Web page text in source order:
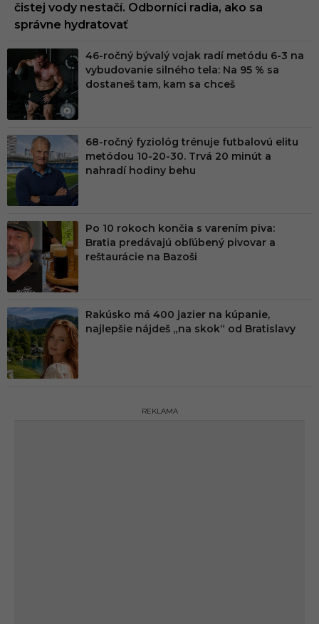
čistej vody nestačí. Odborníci radia, ako sa
správne hydratovať
46-ročný bývalý vojak radí metódu 6-3 na
vybudovanie silného tela: Na 95 % sa
dostaneš tam, kam sa chceš
68-ročný fyziológ trénuje futbalovú elitu
metódou 10-20-30. Trvá 20 minút a
nahradí hodiny behu
Po 10 rokoch končia s varením piva:
Bratia predávajú obľúbený pivovar a
reštaurácie na Bazoši
Rakúsko má 400 jazier na kúpanie,
najlepšie nájdeš „na skok“ od Bratislavy
REKLAMA